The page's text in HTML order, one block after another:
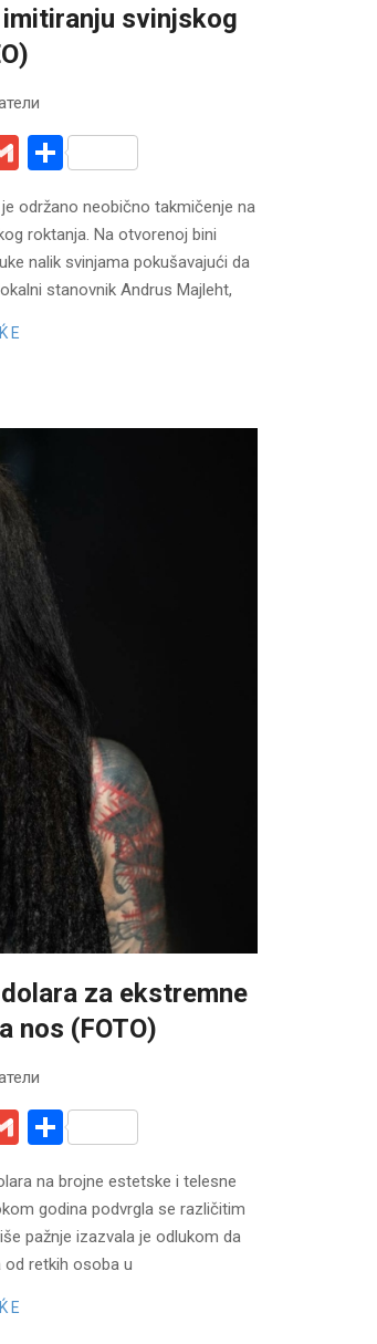
svinjskog
GmailShare
održano neobično takmičenje na
roktanja. Na otvorenoj bini
nalik svinjama pokušavajući da
stanovnik Andrus Majleht,
za ekstremne
nos (FOTO)
GmailShare
na brojne estetske i telesne
godina podvrgla se različitim
pažnje izazvala je odlukom da
od retkih osoba u